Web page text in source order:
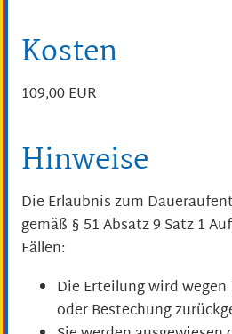
Kosten
109,00 EUR
Hinweise
Die Erlaubnis zum
gemäß § 51 Absatz 9 Satz 1
Fällen:
Die Erteilung wird
oder Bestechung